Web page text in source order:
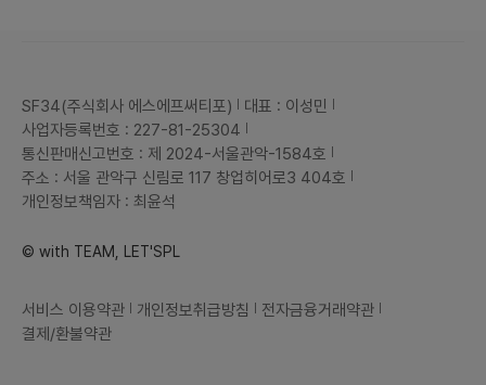
SF34(주식회사 에스에프써티포)
대표 : 이성민
사업자등록번호 : 227-81-25304
통신판매신고번호 : 제 2024-서울관악-1584호
주소 : 서울 관악구 신림로 117 창업히어로3 404호
개인정보책임자 : 최윤석
© with TEAM, LET'SPL
서비스 이용약관 개인정보취급방침
전자금융거래약관
결제/환불약관